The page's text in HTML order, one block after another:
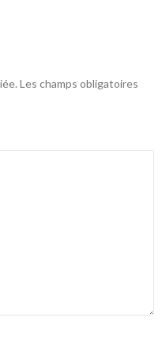
Les champs obligatoires